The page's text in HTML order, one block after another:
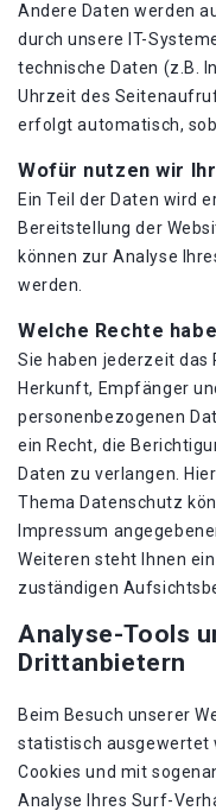
Andere Daten werden
durch unsere IT-
technische Daten (z.B.
Uhrzeit des
erfolgt automatisch,
Wofür nutzen wir
Ein Teil der Daten wird
Bereitstellung der
können zur Analyse
werden.
Welche Rechte
Sie haben jederzeit
Herkunft, Empfänger
personenbezogenen
ein Recht, die
Daten zu verlangen.
Thema Datenschutz
Impressum
Weiteren steht Ihnen
zuständigen
Analyse-Tools
Drittanbietern
Beim Besuch unserer
statistisch ausgewertet
Cookies und mit
Analyse Ihres Surf-